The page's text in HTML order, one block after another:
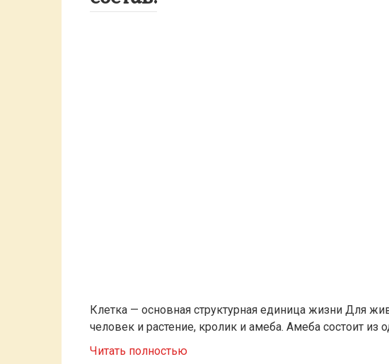
Клетка — основная структурная единица жизни Для
человек и растение, кролик и амеба. Амеба состоит из
Читать полностью